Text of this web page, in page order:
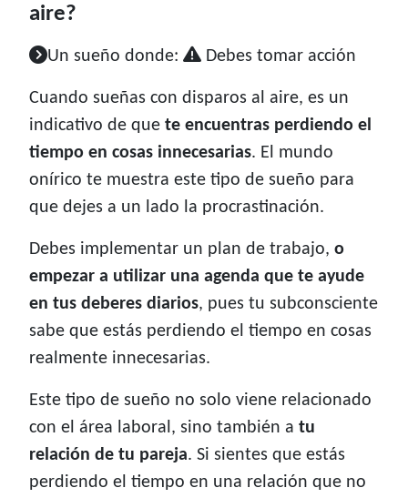
aire?
Un sueño donde: Debes tomar acción
Cuando sueñas con disparos al aire, es un
indicativo de que te encuentras perdiendo el
tiempo en cosas innecesarias. El mundo
onírico te muestra este tipo de sueño para
que dejes a un lado la procrastinación.
Debes implementar un plan de trabajo, o
empezar a utilizar una agenda que te ayude
en tus deberes diarios, pues tu subconsciente
sabe que estás perdiendo el tiempo en cosas
realmente innecesarias.
Este tipo de sueño no solo viene relacionado
con el área laboral, sino también a tu
relación de tu pareja. Si sientes que estás
perdiendo el tiempo en una relación que no